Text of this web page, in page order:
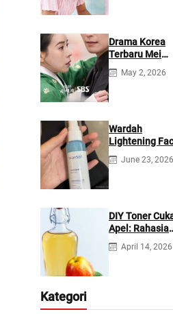
Drama Korea
Terbaru Mei
2026: Mana
Tayang di
May 2, 2026
Wardah
Lightening
Mist: Cek
Ingredients &
June 23, 2026
DIY Toner
Apel: Rahasia
Jerawat
dalam 2 Hari!
April 14, 2026
Kategori